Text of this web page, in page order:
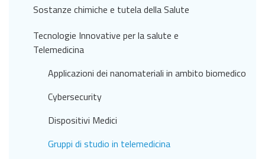
Sostanze chimiche e tutela della Salute
Tecnologie Innovative per la salute e
Telemedicina
Applicazioni dei nanomateriali in ambito biomedico
Cybersecurity
Dispositivi Medici
Gruppi di studio in telemedicina